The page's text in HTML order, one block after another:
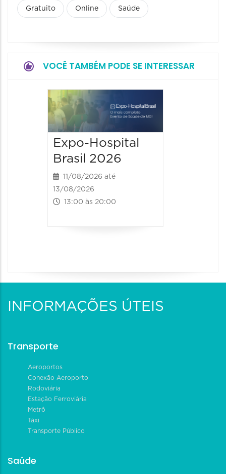
Gratuito Online Saúde
VOCÊ TAMBÉM PODE SE INTERESSAR
Expo-Hospital
Brasil 2026
11/08/2026 até
13/08/2026
13:00 às 20:00
INFORMAÇÕES ÚTEIS
Transporte
Aeroportos
Conexão Aeroporto
Rodoviária
Estação Ferroviária
Metrô
Táxi
Transporte Público
Saúde